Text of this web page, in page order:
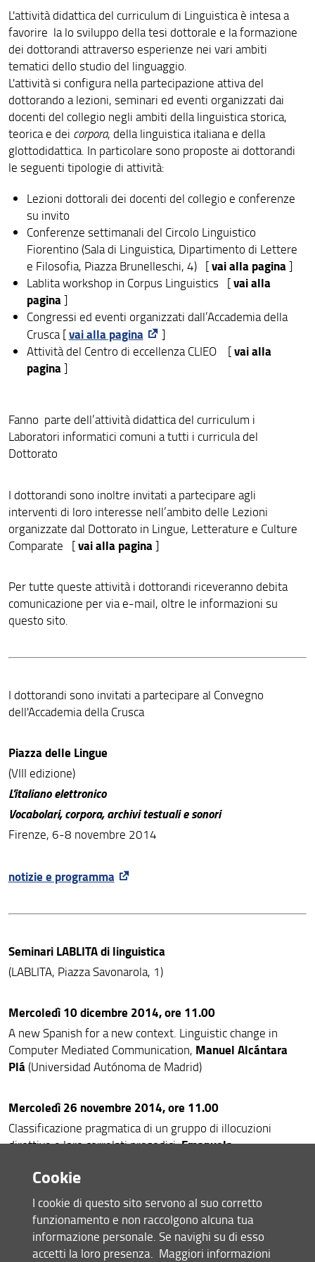
L'attività didattica del curriculum di Linguistica è intesa a
favorire la lo sviluppo della tesi dottorale e la formazione
dei dottorandi attraverso esperienze nei vari ambiti
tematici dello studio del linguaggio.
L'attività si configura nella partecipazione attiva del
dottorando a lezioni, seminari ed eventi organizzati dai
docenti del collegio negli ambiti della linguistica storica,
teorica e dei corpora, della linguistica italiana e della
glottodidattica. In particolare sono proposte ai dottorandi
le seguenti tipologie di attività:
Lezioni dottorali dei docenti del collegio e conferenze
su invito
Conferenze settimanali del Circolo Linguistico
Fiorentino (Sala di Linguistica, Dipartimento di Lettere
e Filosofia, Piazza Brunelleschi, 4) [vai alla pagina]
Lablita workshop in Corpus Linguistics [vai alla
pagina]
Congressi ed eventi organizzati dall’Accademia della
Crusca [vai alla pagina
]
Attività del Centro di eccellenza CLIEO [vai alla
pagina]
Fanno parte dell’attività didattica del curriculum i
Laboratori informatici comuni a tutti i curricula del
Dottorato
I dottorandi sono inoltre invitati a partecipare agli
interventi di loro interesse nell’ambito delle Lezioni
organizzate dal Dottorato in Lingue, Letterature e Culture
Comparate [vai alla pagina]
Per tutte queste attività i dottorandi riceveranno debita
comunicazione per via e-mail, oltre le informazioni su
questo sito.
I dottorandi sono invitati a partecipare al Convegno
dell'Accademia della Crusca
Piazza delle Lingue
(VIII edizione)
L'italiano elettronico
Vocabolari, corpora, archivi testuali e sonori
Firenze, 6-8 novembre 2014
notizie e programma
Seminari LABLITA di linguistica
(LABLITA, Piazza Savonarola, 1)
Mercoledì 10 dicembre 2014, ore 11.00
A new Spanish for a new context. Linguistic change in
Computer Mediated Communication, Manuel Alcántara
Plá (Universidad Autónoma de Madrid)
Mercoledì 26 novembre 2014, ore 11.00
Classificazione pragmatica di un gruppo di illocuzioni
direttive e loro correlati prosodici,Emanuela
Federale di Minas Gerais)
Mercoledì 19 novembre 2014, ore 11.00
La semantica delle strutture copulative,Alessandro
Panunzi(Università di Firenze)
Umanistica digitale
Cookie
I cookie di questo sito servono al suo corretto
funzionamento e non raccolgono alcuna tua
informazione personale. Se navighi su di esso
accetti la loro presenza. Maggiori informazioni